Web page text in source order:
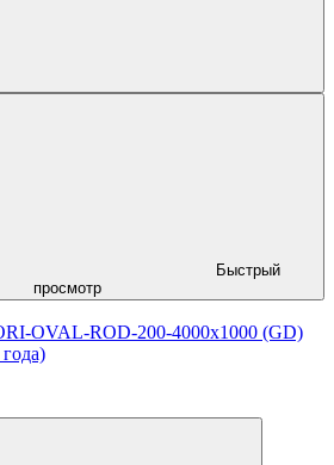
Быстрый
просмотр
OVAL-ROD-200-4000x1000 (GD)